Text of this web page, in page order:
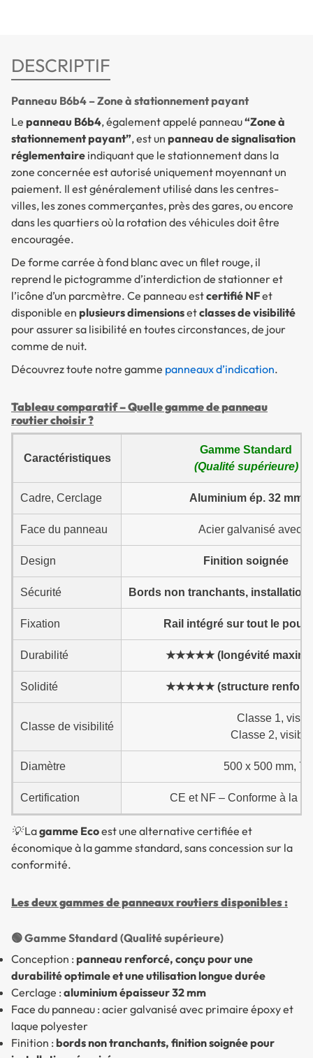
DESCRIPTIF
Panneau B6b4 – Zone à stationnement payant
Le panneau B6b4, également appelé panneau“Zone à
stationnement payant”, est un panneau de signalisation
réglementaire indiquant que le stationnement dans la
zone concernée est autorisé uniquement moyennant un
paiement. Il est généralement utilisé dans les centres-
villes, les zones commerçantes, près des gares, ou encore
dans les quartiers où la rotation des véhicules doit être
encouragée.
De forme carrée à fond blanc avec un filet rouge, il
reprend le pictogramme d’interdiction de stationner et
l’icône d’un parcmètre. Ce panneau estcertifié NFet
disponible en plusieurs dimensionsetclasses de visibilité
pour assurer sa lisibilité en toutes circonstances, de jour
comme de nuit.
Découvrez toute notre gamme panneaux d’indication.
Tableau comparatif – Quelle gamme de panneau
routier choisir ?
Caractéristiques
Gamme Standard
(Qualité supérieure)
Cadre, Cerclage Aluminium ép. 32 mm
Face du panneau Acier galvanisé avec
Design Finition soignée
Sécurité Bords non tranchants, installation
Fixation Rail intégré sur tout le
Durabilité ★★★★★ (longévité
Solidité ★★★★★ (structure
Classe de visibilité
Classe 1,
Classe 2,
Diamètre 500 x 500 mm,
Certification CE et NF – Conforme à la
💡 Lagamme Ecoest une alternative certifiée et
économique à la gamme standard, sans concession sur la
conformité.
Les deux gammes de panneaux routiers disponibles :
🟢 Gamme Standard (Qualité supérieure)
Conception : panneau renforcé, conçu pour une
durabilité optimale et une utilisation longue durée
Cerclage : aluminium épaisseur 32 mm
Face du panneau : acier galvanisé avec primaire époxy et
laque polyester
Finition : bords non tranchants, finition soignée pour